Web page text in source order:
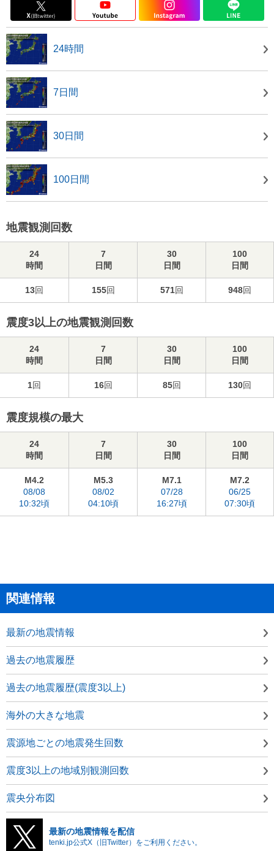
24時間
7日間
30日間
100日間
地震観測回数
24
時間
7
日間
30
日間
100
日間
13回 155回 571回 948回
震度3以上の地震観測回数
24
時間
7
日間
30
日間
100
日間
1回 16回 85回 130回
震度規模の最大
24
時間
7
日間
30
日間
100
日間
M4.2
08/08
10:32頃
M5.3
08/02
04:10頃
M7.1
07/28
16:27頃
M7.2
06/25
07:30頃
関連情報
最新の地震情報
過去の地震履歴
過去の地震履歴(震度3以上)
海外の大きな地震
震源地ごとの地震発生回数
震度3以上の地域別観測回数
震央分布図
最新の地震情報を配信
tenki.jp公式X（旧Twitter）をご利用ください。